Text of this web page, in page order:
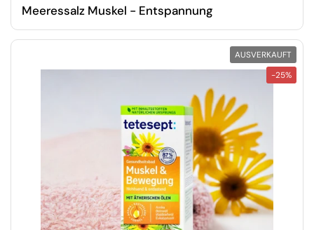
Meeressalz Muskel - Entspannung
AUSVERKAUFT
-25%